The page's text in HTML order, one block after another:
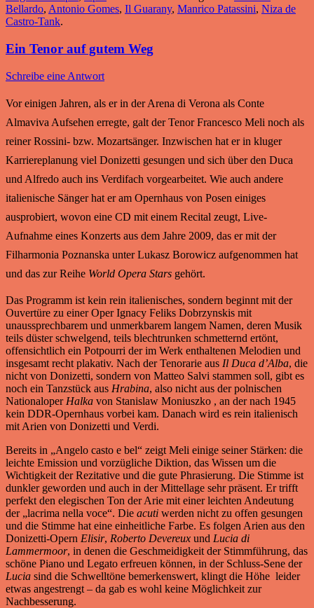
Bellardo, Antonio Gomes, Il Guarany, Manrico Patassini, Niza de
Castro-Tank.
Ein Tenor auf gutem Weg
Schreibe eine Antwort
Vor einigen Jahren, als er in der Arena di Verona als Conte
Almaviva Aufsehen erregte, galt der Tenor Francesco Meli noch als
reiner Rossini- bzw. Mozartsänger. Inzwischen hat er in kluger
Karriereplanung viel Donizetti gesungen und sich über den Duca
und Alfredo auch ins Verdifach vorgearbeitet. Wie auch andere
italienische Sänger hat er am Opernhaus von Posen einiges
ausprobiert, wovon eine CD mit einem Recital zeugt, Live-
Aufnahme eines Konzerts aus dem Jahre 2009, das er mit der
Filharmonia Poznanska unter Lukasz Borowicz aufgenommen hat
und das zur Reihe World Opera Stars gehört.
Das Programm ist kein rein italienisches, sondern beginnt mit der
Ouvertüre zu einer Oper Ignacy Feliks Dobrzynskis mit
unaussprechbarem und unmerkbarem langem Namen, deren Musik
teils düster schwelgend, teils blechtrunken schmetternd ertönt,
offensichtlich ein Potpourri der im Werk enthaltenen Melodien und
insgesamt recht plakativ. Nach der Tenorarie aus Il Duca d’Alba, die
nicht von Donizetti, sondern von Matteo Salvi stammen soll, gibt es
noch ein Tanzstück aus Hrabina, also nicht aus der polnischen
Nationaloper Halka von Stanislaw Moniuszko , an der nach 1945
kein DDR-Opernhaus vorbei kam. Danach wird es rein italienisch
mit Arien von Donizetti und Verdi.
Bereits in „Angelo casto e bel“ zeigt Meli einige seiner Stärken: die
leichte Emission und vorzügliche Diktion, das Wissen um die
Wichtigkeit der Rezitative und die gute Phrasierung. Die Stimme ist
dunkler geworden und auch in der Mittellage sehr präsent. Er trifft
perfekt den elegischen Ton der Arie mit einer leichten Andeutung
der „lacrima nella voce“. Die acuti werden nicht zu offen gesungen
und die Stimme hat eine einheitliche Farbe. Es folgen Arien aus den
Donizetti-Opern Elisir, Roberto Devereux und Lucia di
Lammermoor, in denen die Geschmeidigkeit der Stimmführung, das
schöne Piano und Legato erfreuen können, in der Schluss-Sene der
Lucia sind die Schwelltöne bemerkenswert, klingt die Höhe leider
etwas angestrengt – da gab es wohl keine Möglichkeit zur
Nachbesserung.